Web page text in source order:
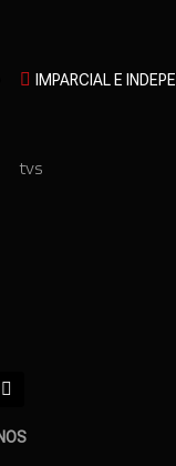
IMPARCIAL E
tvs